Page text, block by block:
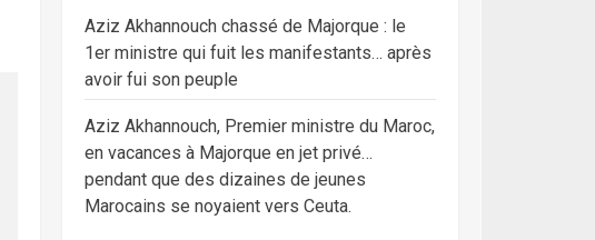
Aziz Akhannouch chassé de Majorque : le
1er ministre qui fuit les manifestants… après
avoir fui son peuple
Aziz Akhannouch, Premier ministre du Maroc,
en vacances à Majorque en jet privé…
pendant que des dizaines de jeunes
Marocains se noyaient vers Ceuta.